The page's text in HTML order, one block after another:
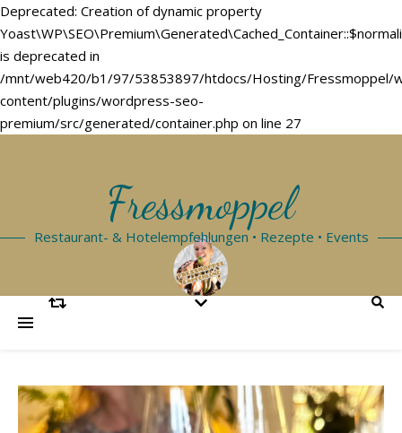
Deprecated: Creation of dynamic property
is deprecated in
/mnt/web420/b1/97/53853897/htdocs/Hosting/Fressmoppel/
content/plugins/wordpress-seo-
premium/src/generated/container.php on line 27
Fressmoppel
Restaurant- & Hotelempfehlungen • Rezepte • Events